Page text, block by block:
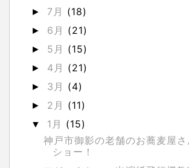
► 7月 (18)
► 6月 (21)
► 5月 (15)
► 4月 (21)
► 3月 (4)
► 2月 (11)
▼ 1月 (15)
神戸市御影の老舗のお蕎麦屋さ
ショー！